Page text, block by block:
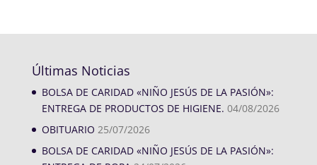
Últimas Noticias
BOLSA DE CARIDAD «NIÑO JESÚS DE LA PASIÓN»:
ENTREGA DE PRODUCTOS DE HIGIENE. 04/08/2026
OBITUARIO 25/07/2026
BOLSA DE CARIDAD «NIÑO JESÚS DE LA PASIÓN»: